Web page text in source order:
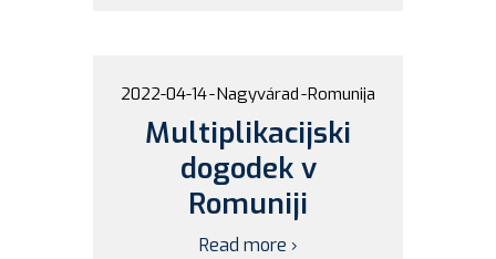
2022-04-14-Nagyvárad-Romunija
Multiplikacijski
dogodek v
Romuniji
Read more ›